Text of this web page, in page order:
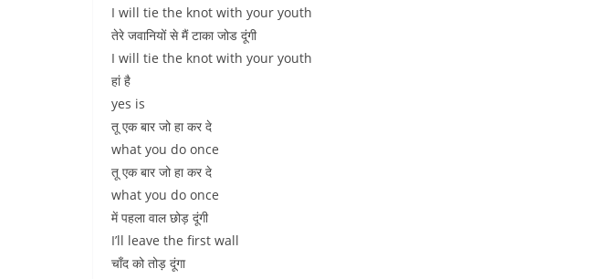
I will tie the knot with your youth
तेरे जवानियों से मैं टाका जोड दूंगी
I will tie the knot with your youth
हां है
yes is
तू एक बार जो हा कर दे
what you do once
तू एक बार जो हा कर दे
what you do once
में पहला वाल छोड़ दूंगी
I’ll leave the first wall
चाँद को तोड़ दूंगा